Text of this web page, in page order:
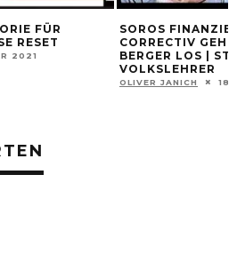
FÜR
RESET
2021
SOROS
CORRECTIV
BERGER LOS |
VOLKSLEHRER
OLIVER JANICH 18.